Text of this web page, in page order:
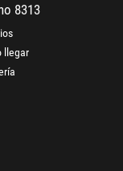
8313
llegar